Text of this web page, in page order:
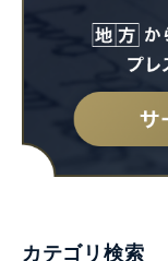
カテゴリ検索